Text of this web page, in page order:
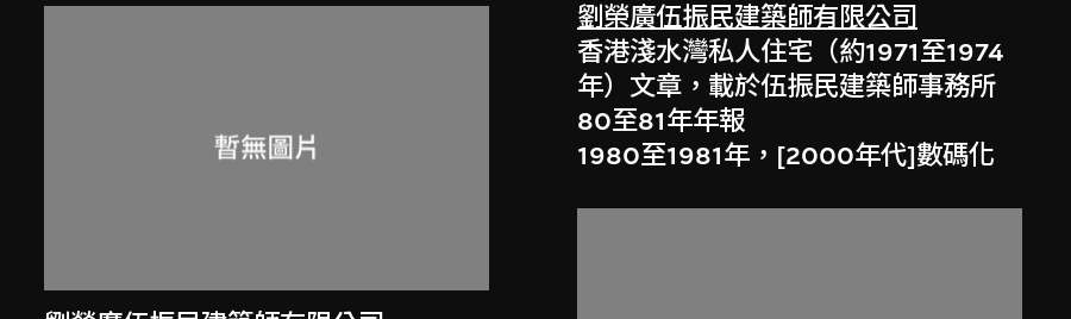
劉榮廣伍振民建築師有限公司
香港淺水灣私人住宅（約1971至1974
年）文章，載於伍振民建築師事務所
80至81年年報
1980至1981年，[2000年代]數碼化